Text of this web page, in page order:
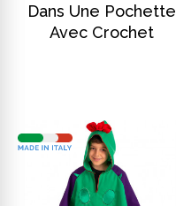
Dans Une Pochette
Avec Crochet